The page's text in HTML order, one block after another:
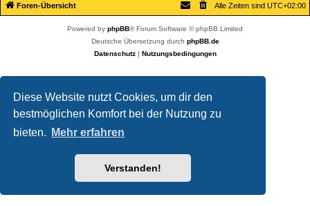
Diese Website nutzt Cookies, um dir den
bestmöglichen Komfort bei der Nutzung zu
bieten.
Mehr erfahren
Verstanden!
Foren-Übersicht Alle Zeiten sind UTC+02:00
Powered by phpBB® Forum Software © phpBB Limited
Deutsche Übersetzung durch phpBB.de
Datenschutz| Nutzungsbedingungen